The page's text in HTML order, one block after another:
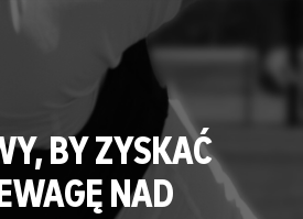
BY ZYSKAĆ
NAD